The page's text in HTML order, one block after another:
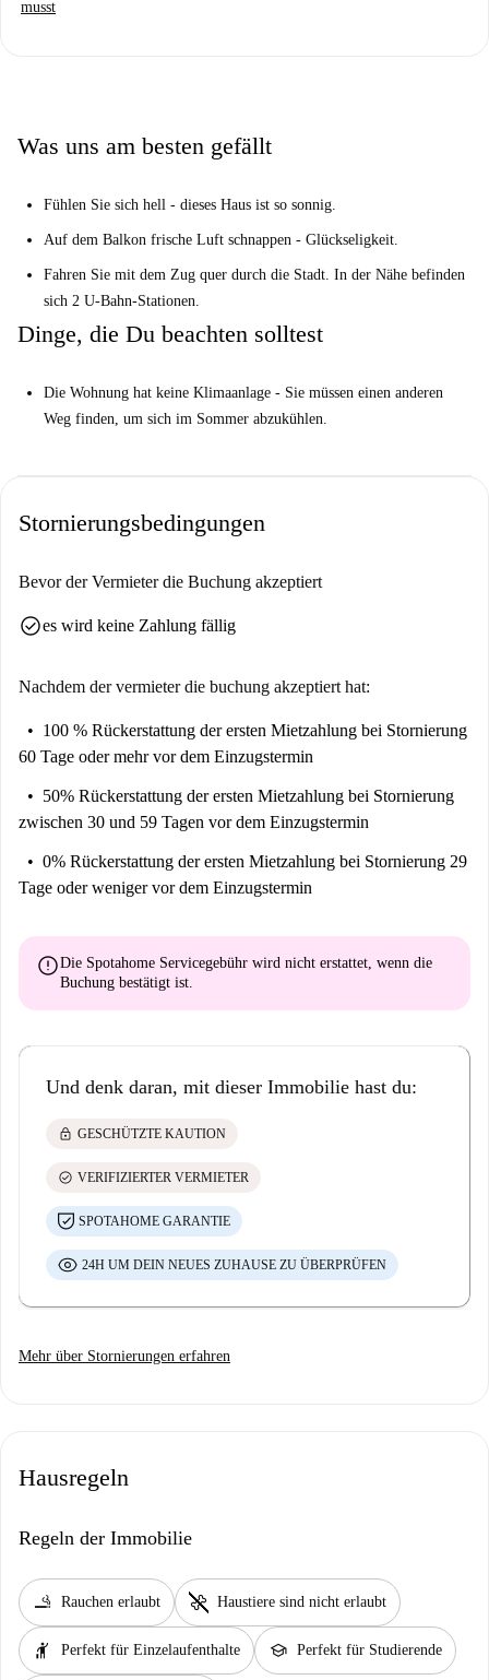
„Ich liebe diese Immobilie. Es ist ordentlich und sauber und wurde
der Gran Via de les Corts Catalanes in Barcelona. Es ist modern. Es ist
geräumig. Es gibt sogar eine extra Toilette. Was ist nicht zu mögen?
Es ist perfekt für alle, die einen modernen Ort im Stadtzentrum suchen.
musst
Was uns am besten gefällt
Fühlen Sie sich hell - dieses Haus ist so sonnig.
Auf dem Balkon frische Luft schnappen - Glückseligkeit.
Fahren Sie mit dem Zug quer durch die Stadt. In der Nähe befinden
sich 2 U-Bahn-Stationen.
Dinge, die Du beachten solltest
Die Wohnung hat keine Klimaanlage - Sie müssen einen anderen
Weg finden, um sich im Sommer abzukühlen.
Stornierungsbedingungen
Bevor der Vermieter die Buchung akzeptiert
check_circlees wird keine Zahlung fällig
Nachdem der vermieter die buchung akzeptiert hat:
100 % Rückerstattung der ersten Mietzahlung bei Stornierung
60 Tage oder mehr vor dem Einzugstermin
50% Rückerstattung der ersten Mietzahlung bei Stornierung
zwischen 30 und 59 Tagen vor dem Einzugstermin
0% Rückerstattung der ersten Mietzahlung bei Stornierung 29
Tage oder weniger vor dem Einzugstermin
errorDie Spotahome Servicegebühr wird nicht erstattet , wenn die
Buchung bestätigt ist.
Und denk daran, mit dieser Immobilie hast du:
lock GESCHÜTZTE KAUTION
check_circle VERIFIZIERTER VERMIETER
SPOTAHOME GARANTIE
24H UM DEIN NEUES ZUHAUSE ZU ÜBERPRÜFEN
Mehr über Stornierungen erfahren
Hausregeln
Regeln der Immobilie
smoking_rooms Rauchen erlaubt pet_supplies Haustiere sind nicht erlaubt
hail Perfekt für Einzelaufenthalte school Perfekt für Studierende